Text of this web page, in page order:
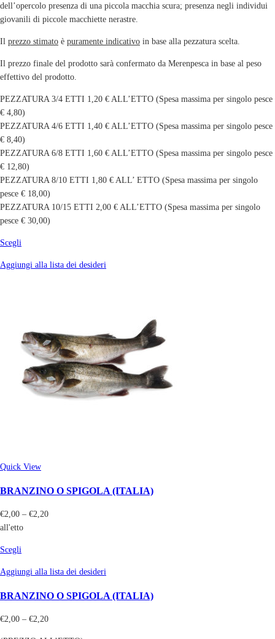
dell’opercolo presenza di una piccola macchia scura; presenza negli individui
giovanili di piccole macchiette nerastre.
Il prezzo stimato è puramente indicativo in base alla pezzatura scelta.
Il prezzo finale del prodotto sarà confermato da Merenpesca in base al peso
effettivo del prodotto.
PEZZATURA 3/4 ETTI 1,20 € ALL’ETTO (Spesa massima per singolo pesce
€ 4,80)
PEZZATURA 4/6 ETTI 1,40 € ALL’ETTO (Spesa massima per singolo pesce
€ 8,40)
PEZZATURA 6/8 ETTI 1,60 € ALL’ETTO (Spesa massima per singolo pesce
€ 12,80)
PEZZATURA 8/10 ETTI 1,80 € ALL’ ETTO (Spesa massima per singolo
pesce € 18,00)
PEZZATURA 10/15 ETTI 2,00 € ALL’ETTO (Spesa massima per singolo
pesce € 30,00)
Scegli
Aggiungi alla lista dei desideri
Quick View
BRANZINO O SPIGOLA (ITALIA)
€2,00 – €2,20
all'etto
Scegli
Aggiungi alla lista dei desideri
BRANZINO O SPIGOLA (ITALIA)
€2,00 – €2,20